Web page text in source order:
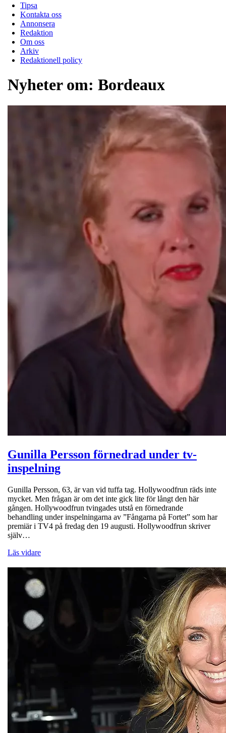
Tipsa
Kontakta oss
Annonsera
Redaktion
Om oss
Arkiv
Redaktionell policy
Nyheter om: Bordeaux
Gunilla Persson förnedrad under tv-
inspelning
Gunilla Persson, 63, är van vid tuffa tag. Hollywoodfrun räds inte
mycket. Men frågan är om det inte gick lite för långt den här
gången. Hollywoodfrun tvingades utstå en förnedrande
behandling under inspelningarna av ”Fångarna på Fortet” som har
premiär i TV4 på fredag den 19 augusti. Hollywoodfrun skriver
själv…
Läs vidare